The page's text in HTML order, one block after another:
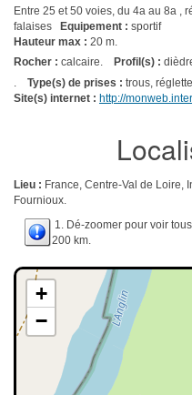
Entre 25 et 50 voies, du 4a au 8a ,
falaises
Equipement : sportif
Hauteur max : 20 m.
Rocher : calcaire. Profil(s) :
. Type(s) de prises : trous,
Site(s) internet : http://
Lieu : France, Centre-Val de Loire,
Fournioux.
1. Dé-zoomer pour voir
200 km.
+
−